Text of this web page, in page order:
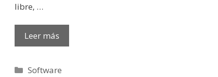
libre, …
Leer más
Categorías
Software